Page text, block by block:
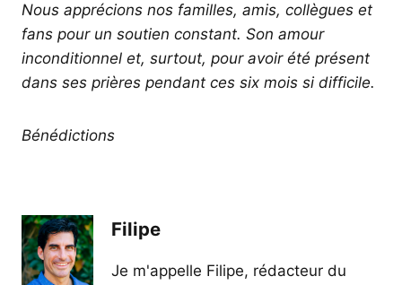
Nous apprécions nos familles, amis, collègues et
fans pour un soutien constant. Son amour
inconditionnel et, surtout, pour avoir été présent
dans ses prières pendant ces six mois si difficile.
Bénédictions
Filipe
Je m'appelle Filipe, rédacteur du